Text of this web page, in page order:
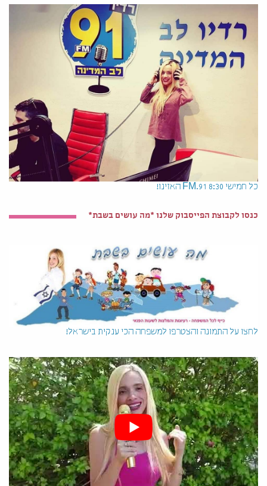
כל חמישי 8:30 91.FM האזינו!
כנסו לקבוצת הפייסבוק שלנו *מה עושים בשבת*
לחצו על התמונה והצטרפו למשפחה הכי ענקית בישראל!